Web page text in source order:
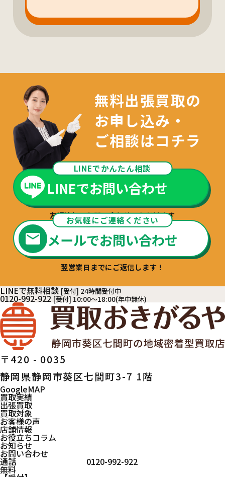
無料出張買取の
お申し込み・
ご相談はコチラ
LINEでかんたん相談
LINEでお問い合わせ
友達追加でお問い合わせいただけます
お気軽にご連絡ください
メールでお問い合わせ
翌営業日までにご返信します！
LINEで無料相談 [受付] 24時間受付中
0120-992-922 [受付] 10:00～18:00(年中無休)
〒420 - 0035
静岡県静岡市葵区七間町3-7 1階
GoogleMAP
買取実績
出張買取
買取対象
お客様の声
店舗情報
お役立ちコラム
お知らせ
お問い合わせ
通話
無料
0120-992-922